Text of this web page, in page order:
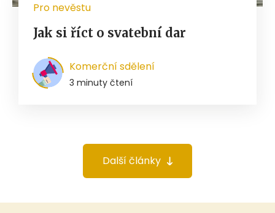
Pro nevěstu
Jak si říct o svatební dar
Komerční sdělení
3 minuty čtení
Další články